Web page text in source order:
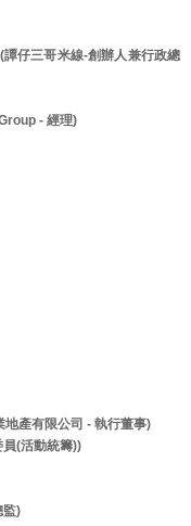
仔三哥米線-創辦人兼行政總
- 經理)
產有限公司 - 執行董事)
(活動統籌))
監)